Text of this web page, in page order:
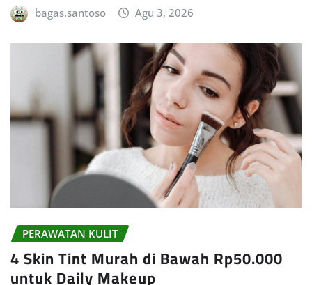
bagas.santoso Agu 3, 2026
PERAWATAN KULIT
4 Skin Tint Murah di Bawah Rp50.000
untuk Daily Makeup